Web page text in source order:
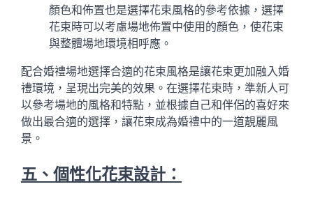
顏色和佈置也是選擇花束風格的參考依據，選擇
花束時可以考慮場地佈置中使用的顏色，使花束
與整體場地環境相呼應。
配合婚禮場地選擇合適的花束風格是讓花束更加融入婚
禮環境，呈現出完美的效果。在選擇花束時，準新人可
以參考場地的風格和特點，並根據自己和伴侶的喜好來
做出最合適的選擇，讓花束成為婚禮中的一道靚麗風
景。
五、個性化花束設計：